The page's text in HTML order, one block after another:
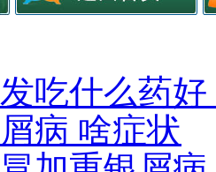
吃什么药好
病 啥症状